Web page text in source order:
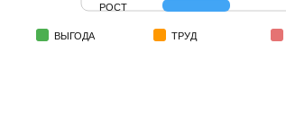
РОСТ
ВЫГОДА ТРУД